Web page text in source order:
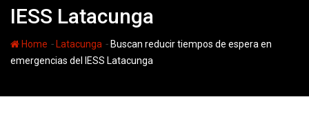
IESS Latacunga
Home - Latacunga - Buscan reducir tiempos de espera en
emergencias del IESS Latacunga